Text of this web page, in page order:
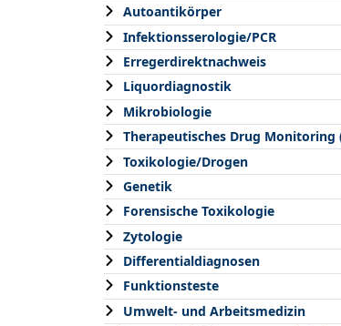
Autoantikörper
Infektionsserologie/PCR
Erregerdirektnachweis
Liquordiagnostik
Mikrobiologie
Therapeutisches Drug Monitoring
Toxikologie/Drogen
Genetik
Forensische Toxikologie
Zytologie
Differentialdiagnosen
Funktionsteste
Umwelt- und Arbeitsmedizin